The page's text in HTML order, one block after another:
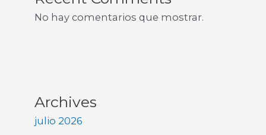
No hay comentarios que mostrar.
Archives
julio 2026